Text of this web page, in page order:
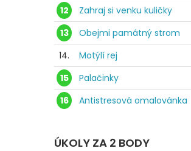
12
Zahraj si venku kuličky
13
Obejmi památný strom
14.
Motýlí rej
15
Palačinky
16
Antistresová omalovánka
ÚKOLY ZA 2 BODY